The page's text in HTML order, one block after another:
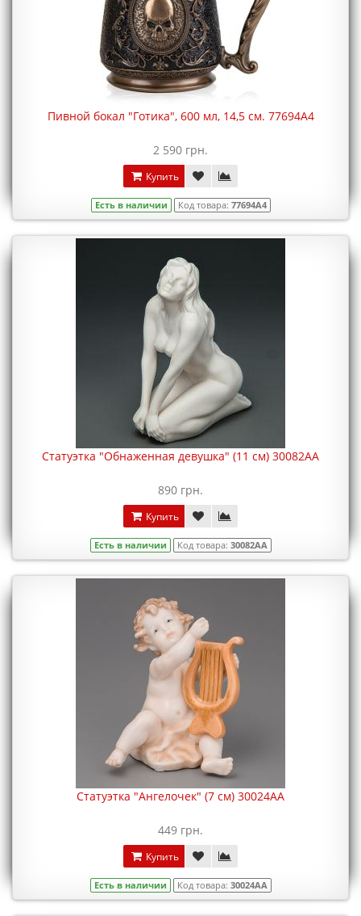
Пивной бокал "Готика", 600 мл, 14,5 см. 77694A4
2 590 грн.
Купить
Есть в наличии Код товара: 77694A4
Статуэтка "Обнаженная девушка" (11 см) 30082AA
890 грн.
Купить
Есть в наличии Код товара: 30082AA
Статуэтка "Ангелочек" (7 см) 30024AA
449 грн.
Купить
Есть в наличии Код товара: 30024AA